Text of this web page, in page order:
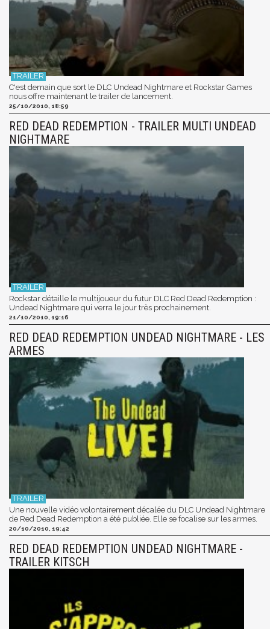
C'est demain que sort le DLC Undead Nightmare et Rockstar Games
nous offre maintenant le trailer de lancement.
25/10/2010, 18:59
RED DEAD REDEMPTION - TRAILER MULTI UNDEAD
NIGHTMARE
Rockstar détaille le multijoueur du futur DLC Red Dead Redemption :
Undead Nightmare qui verra le jour très prochainement.
21/10/2010, 19:16
RED DEAD REDEMPTION UNDEAD NIGHTMARE - LES
ARMES
Une nouvelle vidéo volontairement décalée du DLC Undead Nightmare
de Red Dead Redemption a été publiée. Elle se focalise sur les armes.
20/10/2010, 19:42
RED DEAD REDEMPTION UNDEAD NIGHTMARE -
TRAILER KITSCH